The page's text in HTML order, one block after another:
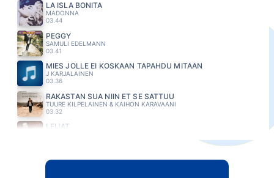
LA ISLA BONITA
MADONNA
03.44
PEGGY
SAMULI EDELMANN
03.41
MIES JOLLE EI KOSKAAN TAPAHDU MITÄÄN
J KARJALAINEN
03.36
RAKASTAN SUA NIIN ET SE SATTUU
TUURE KILPELAINEN & KAIHON KARAVAANI
03.32
LEIJAT
EAGLES